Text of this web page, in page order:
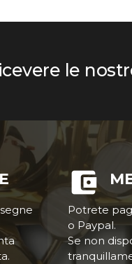
le
Potrete
o Paypal.
Se non